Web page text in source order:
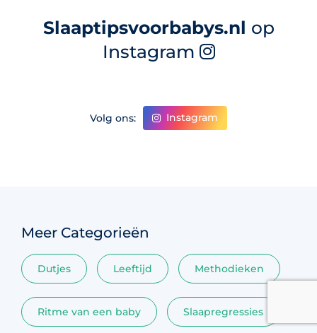
Slaaptipsvoorbabys.nl op
Instagram
Volg ons: Instagram
Meer Categorieën
Dutjes Leeftijd Methodieken
Ritme van een baby Slaapregressies